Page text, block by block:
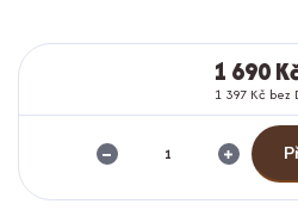
1 690
1 397 Kč bez